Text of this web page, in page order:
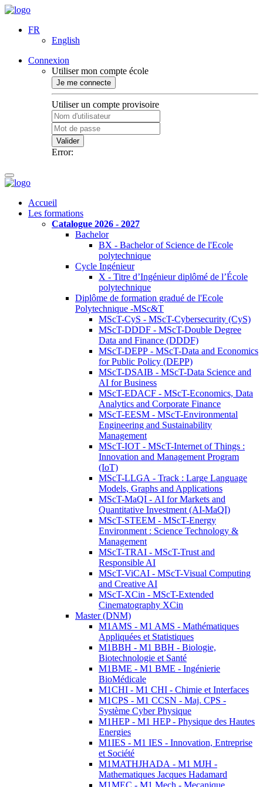
FR
English
Connexion
Utiliser mon compte école
Je me connecte
Utiliser un compte provisoire
Valider
Error:
Accueil
Les formations
Catalogue 2026 - 2027
Bachelor
BX - Bachelor of Science de l'Ecole
polytechnique
Cycle Ingénieur
X - Titre d’Ingénieur diplômé de l’École
polytechnique
Diplôme de formation gradué de l'Ecole
Polytechnique -MSc&T
MScT-CyS - MScT-Cybersecurity (CyS)
MScT-DDDF - MScT-Double Degree
Data and Finance (DDDF)
MScT-DEPP - MScT-Data and Economics
for Public Policy (DEPP)
MScT-DSAIB - MScT-Data Science and
AI for Business
MScT-EDACF - MScT-Economics, Data
Analytics and Corporate Finance
MScT-EESM - MScT-Environmental
Engineering and Sustainability
Management
MScT-IOT - MScT-Internet of Things :
Innovation and Management Program
(IoT)
MScT-LLGA - Track : Large Language
Models, Graphs and Applications
MScT-MaQI - AI for Markets and
Quantitative Investment (AI-MaQI)
MScT-STEEM - MScT-Energy
Environment : Science Technology &
Management
MScT-TRAI - MScT-Trust and
Responsible AI
MScT-ViCAI - MScT-Visual Computing
and Creative AI
MScT-XCin - MScT-Extended
Cinematography XCin
Master (DNM)
M1AMS - M1 AMS - Mathématiques
Appliquées et Statistiques
M1BBH - M1 BBH - Biologie,
Biotechnologie et Santé
M1BME - M1 BME - Ingénierie
BioMédicale
M1CHI - M1 CHI - Chimie et Interfaces
M1CPS - M1 CCSN - Maj. CPS -
Système Cyber Physique
M1HEP - M1 HEP - Physique des Hautes
Energies
M1IES - M1 IES - Innovation, Entreprise
et Société
M1MATHJHADA - M1 MJH -
Mathematiques Jacques Hadamard
M1MEC - M1 Mech - Mecanique